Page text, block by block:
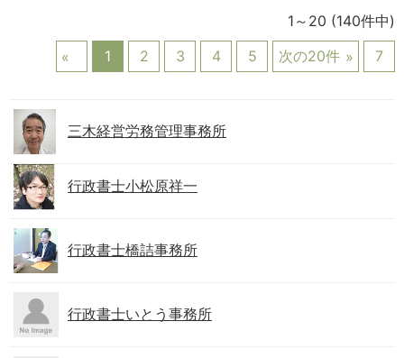
1～20 (140件中)
1
2 3 4 5 次の20件 7
三木経営労務管理事務所
行政書士小松原祥一
行政書士橋詰事務所
行政書士いとう事務所